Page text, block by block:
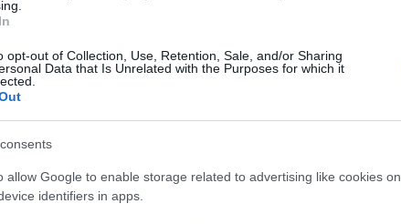
opt-out of Collection, Use, Retention, Sale, and/or Sharing
Data that Is Unrelated with the Purposes for which it
allow Google to enable storage related to advertising like cookies on
identifiers in apps.